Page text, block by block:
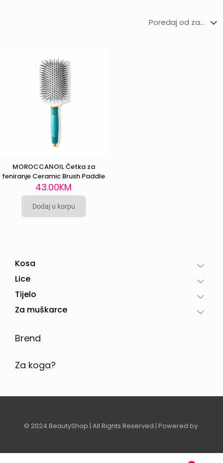
MOROCCANOIL Četka za
feniranje Ceramic Brush Paddle
43.00KM
Dodaj u korpu
Kosa
Lice
Tijelo
Za muškarce
Brend
Za koga?
© 2024 BeautyShop | All Rights Reserved | Powered by